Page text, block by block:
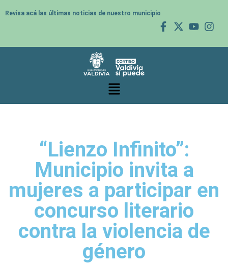
Revisa acá las últimas noticias de nuestro municipio
“Lienzo Infinito”:
Municipio invita a
mujeres a participar en
concurso literario
contra la violencia de
género